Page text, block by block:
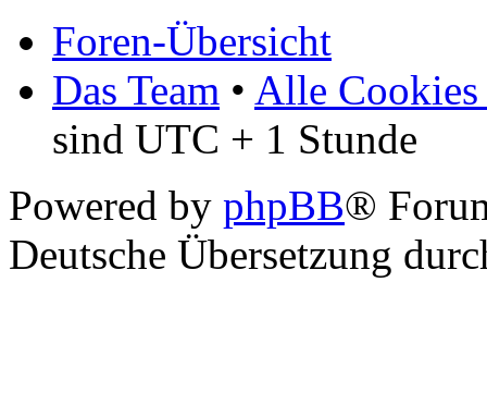
Foren-Übersicht
Das Team • Alle Cookies
sind UTC + 1 Stunde
Powered by phpBB®
Deutsche Übersetzung